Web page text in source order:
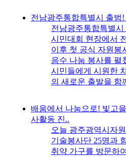
전남광주통합특별시 출범
전남광주통합특별
시민대회 현장에서
이후 첫 공식 자원봉
음수 나눔 봉사를 펼
시민들에게 시원한
의 새로운 출발을 함
배움에서 나눔으로! 빛고
사활동 진..
오늘 광주광역시자
기술봉사단 25명과
취약 가구를 방문하